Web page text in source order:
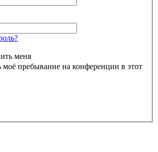
меня
пребывание на конференции в этот